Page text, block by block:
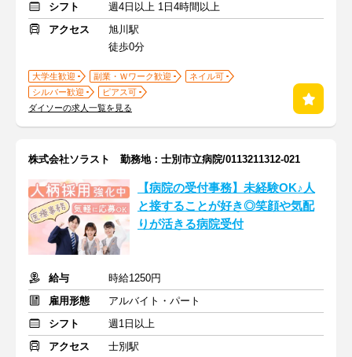
シフト
週4日以上 1日4時間以上
アクセス
旭川駅
徒歩0分
大学生歓迎 副業・Ｗワーク歓迎
ネイル可
シルバー歓迎
ピアス可
ダイソーの求人一覧を見る
株式会社ソラスト 勤務地：士別市立病院/0113211312-021
【病院の受付事務】未経験OK♪人
と接することが好き◎笑顔や気配
りが活きる病院受付
給与
時給1250円
雇用形態
アルバイト・パート
シフト
週1日以上
アクセス
士別駅